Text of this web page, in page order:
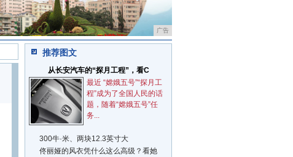
广告
推荐图文
从长安汽车的“探月工程”，看C
最近 “嫦娥五号”“探月工
程”成为了全国人民的话
题，随着“嫦娥五号”任
务...
300牛·米、两块12.3英寸大
佟丽娅的风衣凭什么这么高级？看她